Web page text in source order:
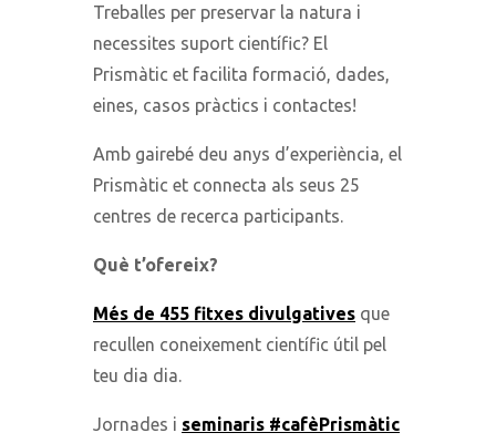
Treballes per preservar la natura i
necessites suport científic? El
Prismàtic et facilita formació, dades,
eines, casos pràctics i contactes!
Amb gairebé deu anys d’experiència, el
Prismàtic et connecta als seus 25
centres de recerca participants.
Què t’ofereix?
Més de 455 fitxes divulgatives que
recullen coneixement científic útil pel
teu dia dia.
Jornades i seminaris #cafèPrismàtic